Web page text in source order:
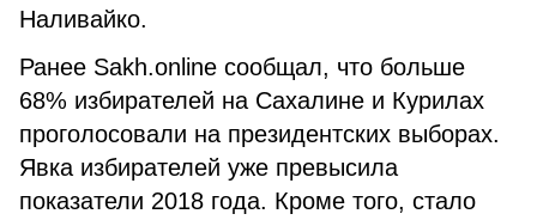
Наливайко.
Ранее Sakh.online сообщал, что больше
68% избирателей на Сахалине и Курилах
проголосовали на президентских выборах.
Явка избирателей уже превысила
показатели 2018 года. Кроме того, стало